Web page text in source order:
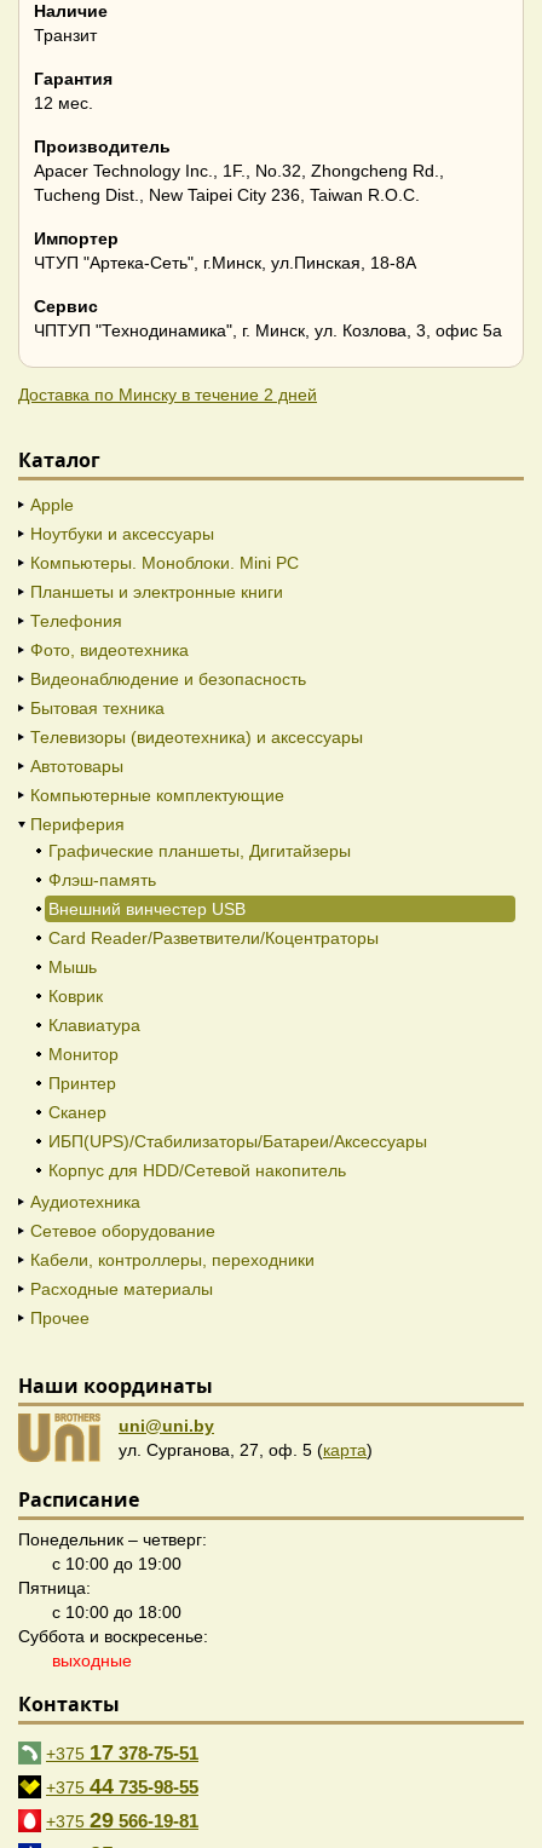
Наличие
Транзит
Гарантия
12 мес.
Производитель
Apacer Technology Inc., 1F., No.32, Zhongcheng Rd.,
Tucheng Dist., New Taipei City 236, Taiwan R.O.C.
Импортер
ЧТУП "Артека-Сеть", г.Минск, ул.Пинская, 18-8А
Сервис
ЧПТУП "Технодинамика", г. Минск, ул. Козлова, 3, офис 5а
Доставка по Минску в течение 2 дней
Каталог
Apple
Ноутбуки и аксессуары
Компьютеры. Моноблоки. Mini PC
Планшеты и электронные книги
Телефония
Фото, видеотехника
Видеонаблюдение и безопасность
Бытовая техника
Телевизоры (видеотехника) и аксессуары
Автотовары
Компьютерные комплектующие
Периферия
Графические планшеты, Дигитайзеры
Флэш-память
Внешний винчестер USB
Card Reader/Разветвители/Коцентраторы
Мышь
Коврик
Клавиатура
Монитор
Принтер
Сканер
ИБП(UPS)/Стабилизаторы/Батареи/Аксессуары
Корпус для HDD/Cетевой накопитель
Аудиотехника
Сетевое оборудование
Кабели, контроллеры, переходники
Расходные материалы
Прочее
Наши координаты
uni@uni.by
ул. Сурганова, 27, оф. 5 (карта)
Расписание
Понедельник – четверг:
с 10:00 до 19:00
Пятница:
с 10:00 до 18:00
Суббота и воскресенье:
выходные
Контакты
+375 17 378-75-51
+375 44 735-98-55
+375 29 566-19-81